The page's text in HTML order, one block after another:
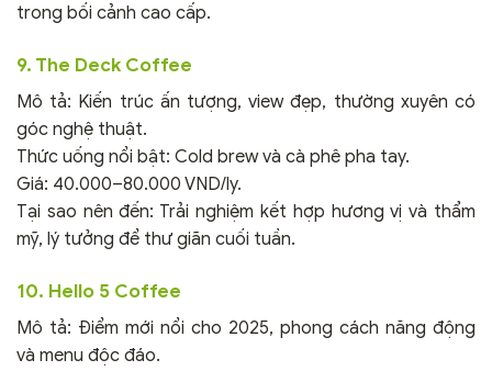
trong bối cảnh cao cấp.
9. The Deck Coffee
Mô tả: Kiến trúc ấn tượng, view đẹp, thường xuyên có
góc nghệ thuật.
Thức uống nổi bật: Cold brew và cà phê pha tay.
Giá: 40.000–80.000 VND/ly.
Tại sao nên đến: Trải nghiệm kết hợp hương vị và thẩm
mỹ, lý tưởng để thư giãn cuối tuần.
10. Hello 5 Coffee
Mô tả: Điểm mới nổi cho 2025, phong cách năng động
và menu độc đáo.